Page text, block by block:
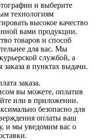
и выберите
технологиям
высокое качество
вами продукции.
товаров и способ
для вас. Мы
службой, а
в пунктах выдачи.
заказа.
вы можете, оплатив
или в приложении.
безопасно для
оплаты ваш
и мы уведомим вас о